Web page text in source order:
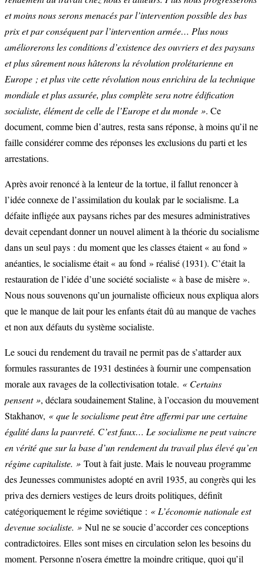
et moins nous serons menacés par l’intervention possible des bas
prix et par conséquent par l’intervention armée… Plus nous
améliorerons les conditions d’existence des ouvriers et des paysans
et plus sûrement nous hâterons la révolution prolétarienne en
Europe ; et plus vite cette révolution nous enrichira de la technique
mondiale et plus assurée, plus complète sera notre édification
socialiste, élément de celle de l’Europe et du monde ». Ce
document, comme bien d’autres, resta sans réponse, à moins qu’il ne
faille considérer comme des réponses les exclusions du parti et les
arrestations.
Après avoir renoncé à la lenteur de la tortue, il fallut renoncer à
l’idée connexe de l’assimilation du koulak par le socialisme. La
défaite infligée aux paysans riches par des mesures administratives
devait cependant donner un nouvel aliment à la théorie du socialisme
dans un seul pays : du moment que les classes étaient « au fond »
anéanties, le socialisme était « au fond » réalisé (1931). C’était la
restauration de l’idée d’une société socialiste « à base de misère ».
Nous nous souvenons qu’un journaliste officieux nous expliqua alors
que le manque de lait pour les enfants était dû au manque de vaches
et non aux défauts du système socialiste.
Le souci du rendement du travail ne permit pas de s’attarder aux
formules rassurantes de 1931 destinées à fournir une compensation
morale aux ravages de la collectivisation totale. « Certains
pensent », déclara soudainement Staline, à l’occasion du mouvement
Stakhanov, « que le socialisme peut être affermi par une certaine
égalité dans la pauvreté. C’est faux… Le socialisme ne peut vaincre
en vérité que sur la base d’un rendement du travail plus élevé qu’en
régime capitaliste. » Tout à fait juste. Mais le nouveau programme
des Jeunesses communistes adopté en avril 1935, au congrès qui les
priva des derniers vestiges de leurs droits politiques, définît
catégoriquement le régime soviétique : « L’économie nationale est
devenue socialiste. » Nul ne se soucie d’accorder ces conceptions
contradictoires. Elles sont mises en circulation selon les besoins du
moment. Personne n’osera émettre la moindre critique, quoi qu’il